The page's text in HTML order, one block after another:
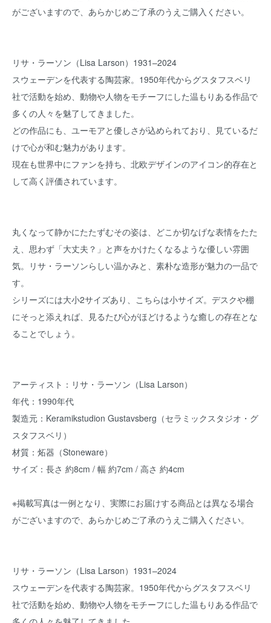
がございますので、あらかじめご了承のうえご購入ください。
リサ・ラーソン（Lisa Larson）1931–2024
スウェーデンを代表する陶芸家。1950年代からグスタフスベリ
社で活動を始め、動物や人物をモチーフにした温もりある作品で
多くの人々を魅了してきました。
どの作品にも、ユーモアと優しさが込められており、見ているだ
けで心が和む魅力があります。
現在も世界中にファンを持ち、北欧デザインのアイコン的存在と
して高く評価されています。
丸くなって静かにたたずむその姿は、どこか切なげな表情をたた
え、思わず「大丈夫？」と声をかけたくなるような優しい雰囲
気。リサ・ラーソンらしい温かみと、素朴な造形が魅力の一品で
す。
シリーズには大小2サイズあり、こちらは小サイズ。デスクや棚
にそっと添えれば、見るたび心がほどけるような癒しの存在とな
ることでしょう。
アーティスト：リサ・ラーソン（Lisa Larson）
年代：1990年代
製造元：Keramikstudion Gustavsberg（セラミックスタジオ・グ
スタフスベリ）
材質：炻器（Stoneware）
サイズ：長さ 約8cm / 幅 約7cm / 高さ 約4cm
※掲載写真は一例となり、実際にお届けする商品とは異なる場合
がございますので、あらかじめご了承のうえご購入ください。
リサ・ラーソン（Lisa Larson）1931–2024
スウェーデンを代表する陶芸家。1950年代からグスタフスベリ
社で活動を始め、動物や人物をモチーフにした温もりある作品で